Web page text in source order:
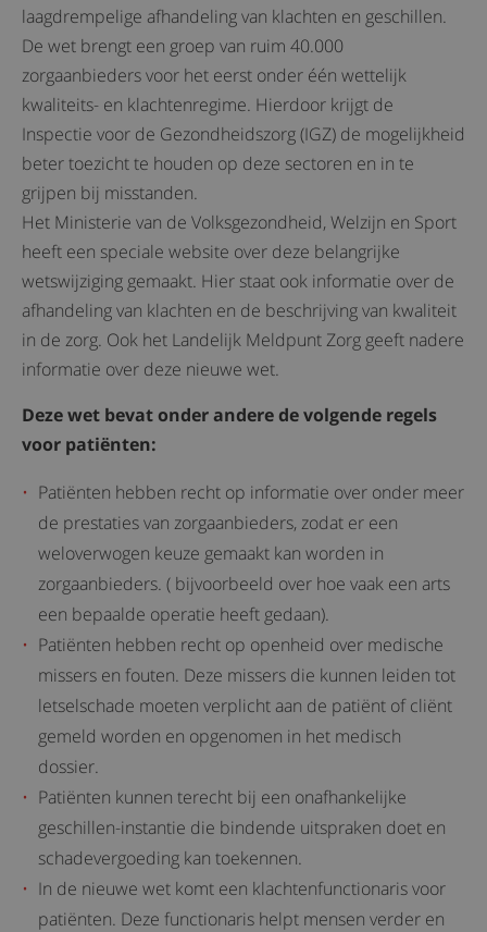
laagdrempelige afhandeling van klachten en geschillen.
De wet brengt een groep van ruim 40.000
zorgaanbieders voor het eerst onder één wettelijk
kwaliteits- en klachtenregime. Hierdoor krijgt de
Inspectie voor de Gezondheidszorg (IGZ) de mogelijkheid
beter toezicht te houden op deze sectoren en in te
grijpen bij misstanden.
Het Ministerie van de Volksgezondheid, Welzijn en Sport
heeft een speciale website over deze belangrijke
wetswijziging gemaakt. Hier staat ook informatie over de
afhandeling van klachten en de beschrijving van kwaliteit
in de zorg. Ook het Landelijk Meldpunt Zorg geeft nadere
informatie over deze nieuwe wet.
Deze wet bevat onder andere de volgende regels
voor patiënten:
Patiënten hebben recht op informatie over onder meer
de prestaties van zorgaanbieders, zodat er een
weloverwogen keuze gemaakt kan worden in
zorgaanbieders. ( bijvoorbeeld over hoe vaak een arts
een bepaalde operatie heeft gedaan).
Patiënten hebben recht op openheid over medische
missers en fouten. Deze missers die kunnen leiden tot
letselschade moeten verplicht aan de patiënt of cliënt
gemeld worden en opgenomen in het medisch
dossier.
Patiënten kunnen terecht bij een onafhankelijke
geschillen-instantie die bindende uitspraken doet en
schadevergoeding kan toekennen.
In de nieuwe wet komt een klachtenfunctionaris voor
patiënten. Deze functionaris helpt mensen verder en